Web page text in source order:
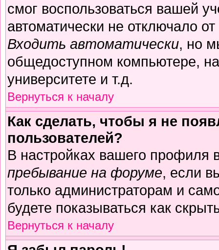
смог воспользоваться вашей
автоматически не отключало
Входить автоматически, но
общедоступном компьютере,
университете и т.д.
Вернуться к началу
Как сделать, чтобы я не
пользователей?
В настройках вашего
пребывание на форуме, если
только администраторам и
будете показываться как
Вернуться к началу